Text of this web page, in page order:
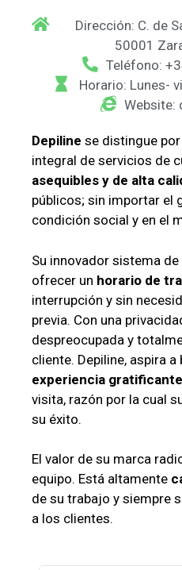
Dirección: C. de
50001
Teléfono:
Horario: Lunes-
Website:
Depiline se distingue
integral de servicios de
asequibles y de alta
públicos; sin importar el
condición social y en el
Su innovador sistema
ofrecer un horario de
interrupción y sin
previa. Con una
despreocupada y
cliente. Depiline, aspira a
experiencia gratificante
visita, razón por la cual
su éxito.
El valor de su marca
equipo. Está altamente
de su trabajo y siempre
a los clientes.